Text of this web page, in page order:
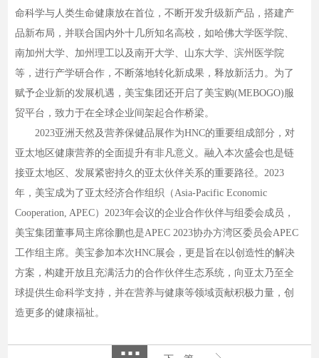
命科学与人类生命健康放在首位，不断开发升级新产品，搭建产
品新布局，并联合国内外十几所知名高校，如哈佛大学医学院、
南加州大学、加州理工以及南开大学、山东大学、滨州医学院
等，进行产学研合作，不断落地转化新成果，释放新活力。为了
赋予企业新的发展机遇，美宝集团还开启了美宝购(MEBOGO)服
贸平台，致力于在全球企业间架起合作桥梁。
2023亚洲天然及营养保健品展作为HNC的重要组成部分，对
亚太地区健康营养的全面提升有非凡意义。融入本次盛会也是链
接亚太地区、发展紧密持久的亚太伙伴关系的重要路径。2023
年，美宝成为了亚太经济合作组织（Asia-Pacific Economic
Cooperation, APEC）2023年会议的企业合作伙伴与组委会成员，
美宝集团董事局主席徐鹏也是APEC 2023协办方湾区委员会APEC
工作组主席。美宝参加本次HNC展会，更是旨在以创造性的解决
方案，构建开放且充满活力的合作伙伴生态系统，向亚太乃至全
球提供生命科学支持，并在营养与健康等领域贡献积极力量，创
造更多的健康福祉。